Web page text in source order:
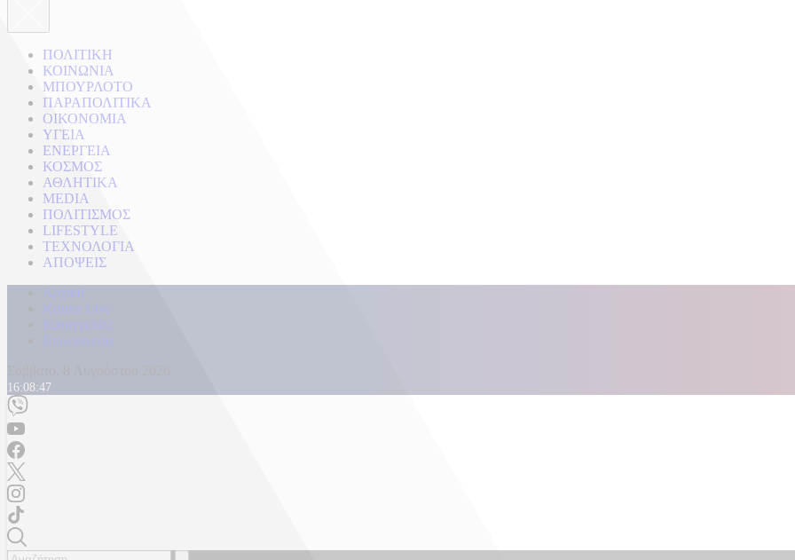
ΠΟΛΙΤΙΚΗ
ΚΟΙΝΩΝΙΑ
ΜΠΟΥΡΛΟΤΟ
ΠΑΡΑΠΟΛΙΤΙΚΑ
ΟΙΚΟΝΟΜΙΑ
ΥΓΕΙΑ
ΕΝΕΡΓΕΙΑ
ΚΟΣΜΟΣ
ΑΘΛΗΤΙΚΑ
MEDIA
ΠΟΛΙΤΙΣΜΟΣ
LIFESTYLE
ΤΕΧΝΟΛΟΓΙΑ
ΑΠΟΨΕΙΣ
Αρχική
Kontra Live
Καταγγελίες
Επικοινωνία
16:08:50